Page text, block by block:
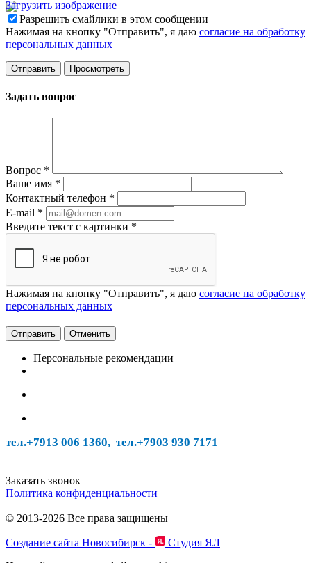
Загрузить изображение
Разрешить смайлики в этом сообщении
Нажимая на кнопку "Отправить", я даю согласие на обработку
персональных данных
Задать вопрос
Вопрос *
Ваше имя *
Контактный телефон *
E-mail *
Введите текст с картинки *
Нажимая на кнопку "Отправить", я даю согласие на обработку
персональных данных
Отменить
Персональные рекомендации
тел.+7913 006 1360, тел.+7903 930 7171
Заказать звонок
Политика конфиденциальности
© 2013-2026 Все права защищены
Создание сайта Новосибирск -
Студия ЯЛ